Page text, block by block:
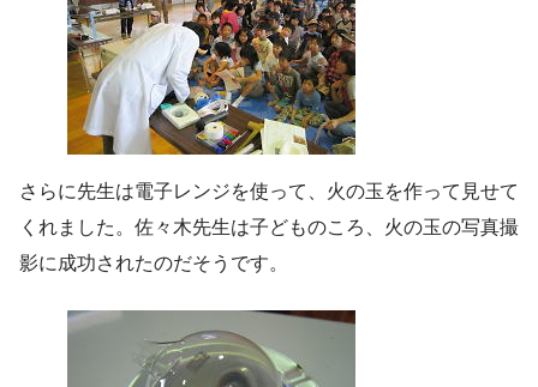
さらに先生は電子レンジを使って、火の玉を作って見せて
くれました。佐々木先生は子どものころ、火の玉の写真撮
影に成功されたのだそうです。